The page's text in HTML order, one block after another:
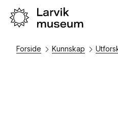
Forside Kunnskap